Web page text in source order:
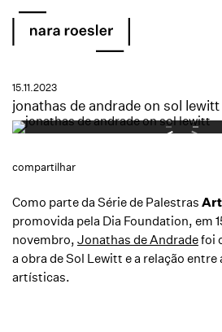
15.11.2023
jonathas de andrade on sol lewitt
compartilhar
Como parte da Série de Palestras
promovida pela Dia Foundation, em
novembro, Jonathas de Andradefoi
a obra de Sol Lewitt e a relação entre
artísticas.